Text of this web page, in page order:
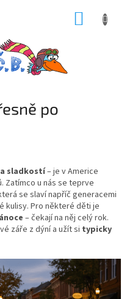
po
sladkostí– je v Americe
Zatímco u nás se teprve
se slaví napříč generacemi
kulisy. Pro některé děti je
– čekají na něj celý rok.
záře z dýní a užít si typicky